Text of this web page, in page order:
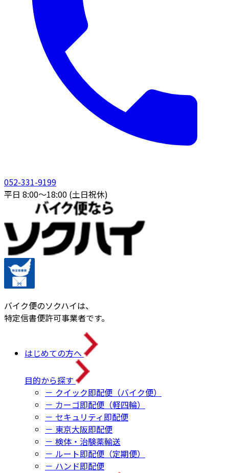
052-331-9199
平日 8:00〜18:00 (土日祝休)
バイク便のソクハイは、
特定信書便許可事業者です。
はじめての方へ
目的から探す
－ クイック即配便（バイク便）
－ カーゴ即配便（軽四輪）
－ セキュリティ即配便
－ 東京大阪即配便
－ 検体・治験薬輸送
－ ルート即配便（定期便）
－ ハンド即配便